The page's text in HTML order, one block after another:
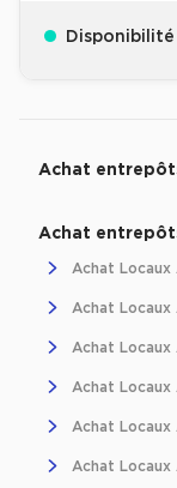
Disponibilité
Achat
Achat
Achat
Achat
Achat
Achat
Achat Locaux
Achat Locaux